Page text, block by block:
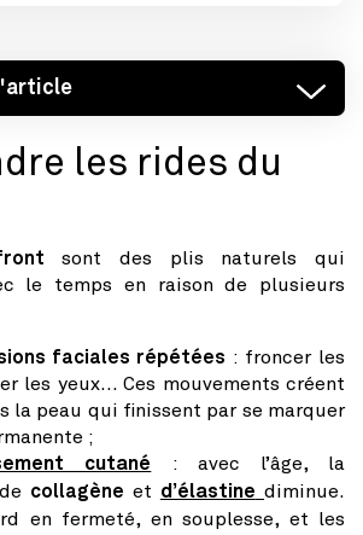
les rides du
sont des plis naturels qui
le temps en raison de plusieurs
faciales répétées : froncer les
les yeux... Ces mouvements créent
la peau qui finissent par se marquer
;
cutané : avec l’âge, la
collagène et d’élastine diminue.
en fermeté, en souplesse, et les